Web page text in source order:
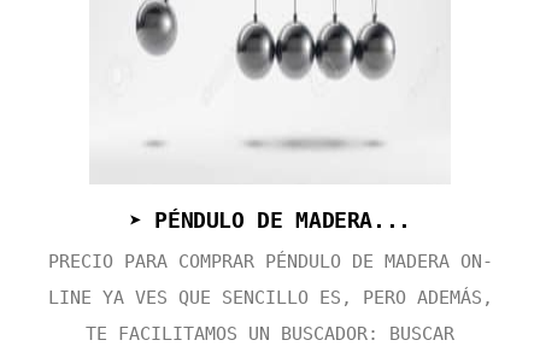
➤ PÉNDULO DE MADERA...
PRECIO PARA COMPRAR PÉNDULO DE MADERA ON-
LINE YA VES QUE SENCILLO ES, PERO ADEMÁS,
TE FACILITAMOS UN BUSCADOR: BUSCAR